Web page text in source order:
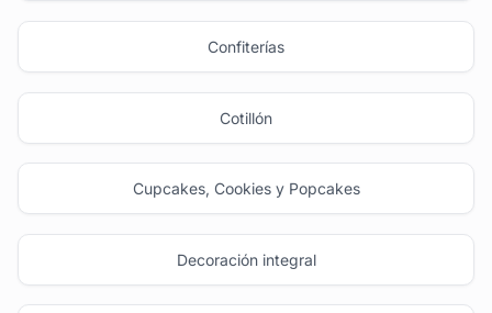
Confiterías
Cotillón
Cupcakes, Cookies y Popcakes
Decoración integral